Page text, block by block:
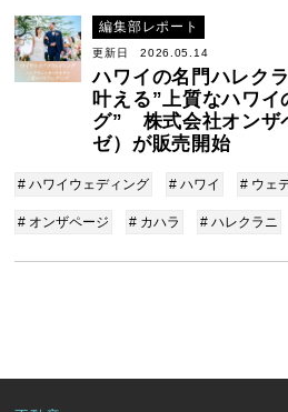
編集部レポート
更新日 2026.05.14
ハワイの名門ハレク
叶える”上質なハワ
グ” 株式会社オンザ
ゼ）が販売開始
# ハワイウェディング # ハワイ # ウェ
# オンザページ # カハラ # ハレクラニ